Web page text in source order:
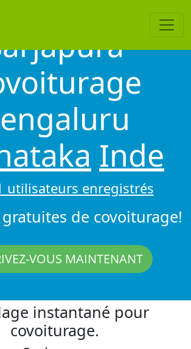
Inde
utilisateurs enregistrés
de covoiturage!
VOUS MAINTENANT
instantané pour
covoiturage.